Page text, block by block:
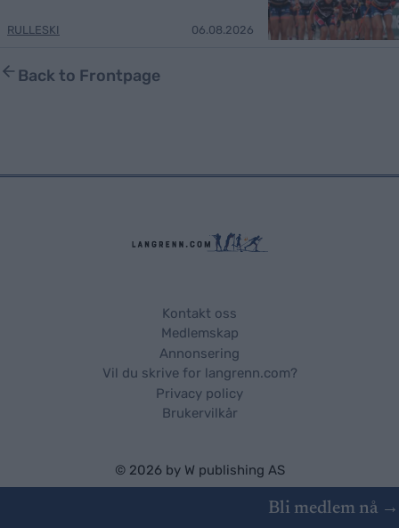
Bli medlem nå →
RULLESKI 06.08.2026
Back to Frontpage
Kontakt oss
Medlemskap
Annonsering
Vil du skrive for langrenn.com?
Privacy policy
Brukervilkår
© 2026 by W publishing AS